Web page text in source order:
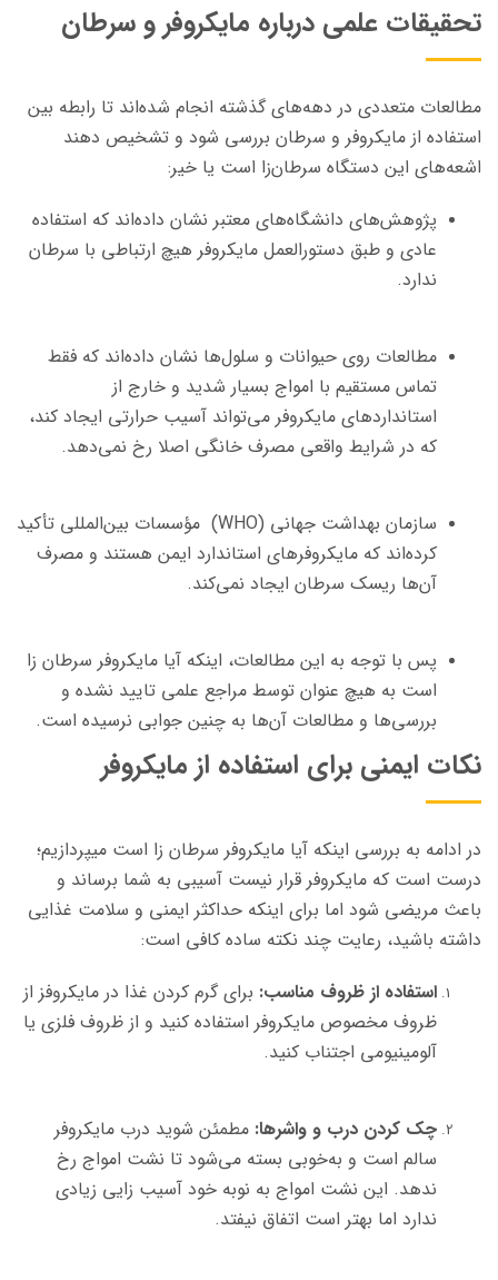
تحقیقات علمی درباره مایکروفر و سرطان
مطالعات متعددی در دهه‌های گذشته انجام شده‌اند تا رابطه بین
استفاده از مایکروفر و سرطان بررسی شود و تشخیص دهند
اشعه‌های این دستگاه سرطان‌زا است یا خیر:
پژوهش‌های دانشگاه‌های معتبر نشان داده‌اند که استفاده
عادی و طبق دستورالعمل مایکروفر هیچ ارتباطی با سرطان
ندارد.
مطالعات روی حیوانات و سلول‌ها نشان داده‌اند که فقط
تماس مستقیم با امواج بسیار شدید و خارج از
استانداردهای مایکروفر می‌تواند آسیب حرارتی ایجاد کند،
که در شرایط واقعی مصرف خانگی اصلا رخ نمی‌دهد.
سازمان بهداشت جهانی (WHO) مؤسسات بین‌المللی تأکید
کرده‌اند که مایکروفرهای استاندارد ایمن هستند و مصرف
آن‌ها ریسک سرطان ایجاد نمی‌کند.
پس با توجه به این مطالعات، اینکه آیا مایکروفر سرطان زا
است به هیچ عنوان توسط مراجع علمی تایید نشده و
بررسی‌ها و مطالعات آن‌ها به چنین جوابی نرسیده است.
نکات ایمنی برای استفاده از مایکروفر
در ادامه به بررسی اینکه آیا مایکروفر سرطان زا است میپردازیم؛
درست است که مایکروفر قرار نیست آسیبی به شما برساند و
باعث مریضی شود اما برای اینکه حداکثر ایمنی و سلامت غذایی
داشته باشید، رعایت چند نکته ساده کافی است:
استفاده از ظروف مناسب: برای گرم کردن غذا در مایکروفز از
ظروف مخصوص مایکروفر استفاده کنید و از ظروف فلزی یا
آلومینیومی اجتناب کنید.
چک کردن درب و واشرها: مطمئن شوید درب مایکروفر
سالم است و به‌خوبی بسته می‌شود تا نشت امواج رخ
ندهد. این نشت امواج به نوبه خود آسیب زایی زیادی
ندارد اما بهتر است اتفاق نیفتد.